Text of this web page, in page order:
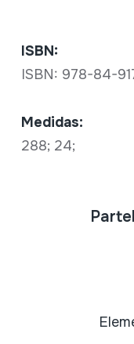
ISBN:
ISBN: 978-84-
Medidas:
288; 24;